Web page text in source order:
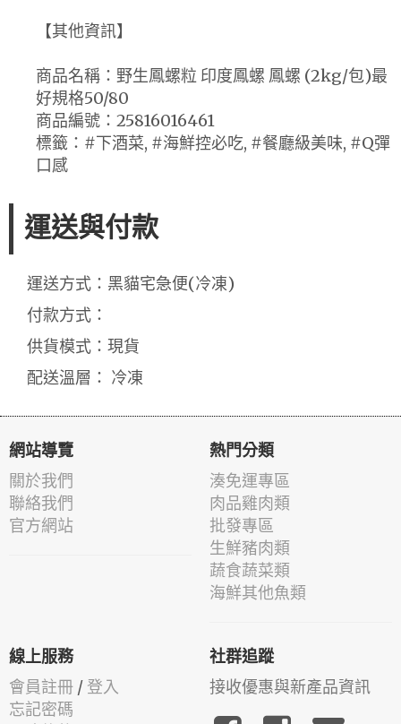
【其他資訊】
商品名稱：野生鳳螺粒 印度鳳螺 鳳螺 (2kg/包)最
好規格50/80
商品編號：25816016461
標籤：#下酒菜, #海鮮控必吃, #餐廳級美味, #Q彈
口感
運送與付款
運送方式：黑貓宅急便(冷凍)
付款方式：
供貨模式：現貨
配送溫層： 冷凍
網站導覽
關於我們
聯絡我們
官方網站
熱門分類
湊免運專區
肉品雞肉類
批發專區
生鮮豬肉類
蔬食蔬菜類
海鮮其他魚類
線上服務
會員註冊 / 登入
忘記密碼
社群追蹤
接收優惠與新產品資訊